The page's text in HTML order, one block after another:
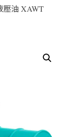
壓油 XAWT